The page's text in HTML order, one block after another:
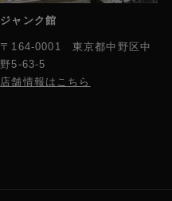
ジャンク館
〒164-0001 東京都中野区中
野5-63-5
店舗情報はこちら